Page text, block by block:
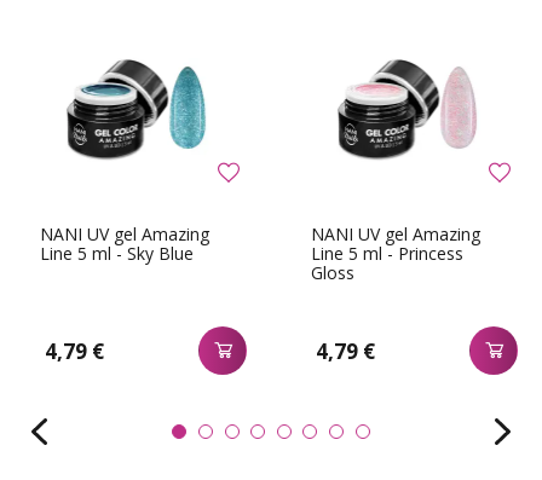
NANI UV gel Amazing
Line 5 ml - Sky Blue
4,79 €
NANI UV gel Amazing
Line 5 ml - Princess
Gloss
4,79 €